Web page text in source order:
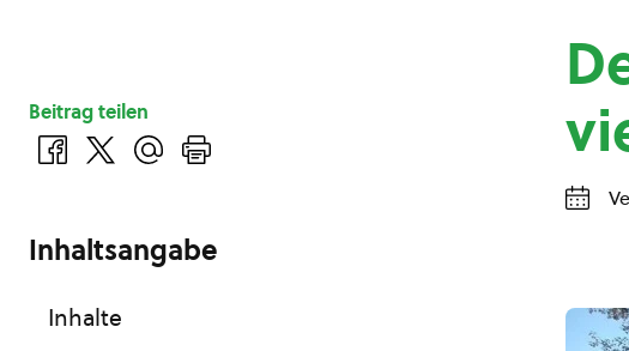
Beitrag teilen
Inhaltsangabe
Inhalte